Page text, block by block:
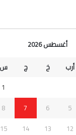
أغسطس 2026
أرب خ ج س
1
5
6
7
8
12
13
14
15